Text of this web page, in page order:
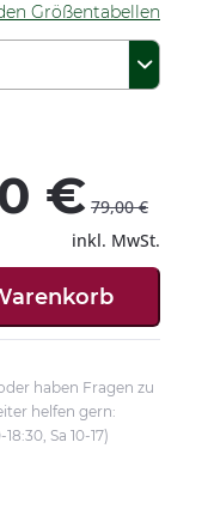
Größentabellen
€ 79,00 €
inkl. MwSt.
haben Fragen zu
helfen gern:
Sa 10-17)